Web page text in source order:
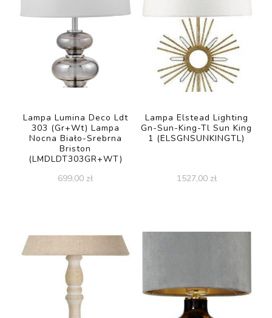
Lampa Lumina Deco Ldt
303 (Gr+Wt) Lampa
Nocna Biało-Srebrna
Briston
(LMDLDT303GR+WT)
699,00 zł
Lampa Elstead Lighting
Gn-Sun-King-Tl Sun King
1 (ELSGNSUNKINGTL)
1527,00 zł